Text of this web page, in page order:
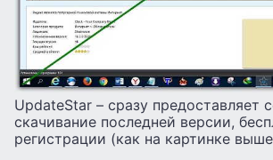
UpdateStar – сразу предоставляет
скачивание последней версии,
регистрации (как на картинке